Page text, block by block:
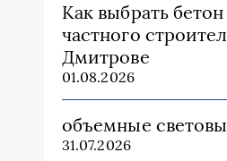
Как выбрать
частного
Дмитрове
01.08.2026
объемные
31.07.2026